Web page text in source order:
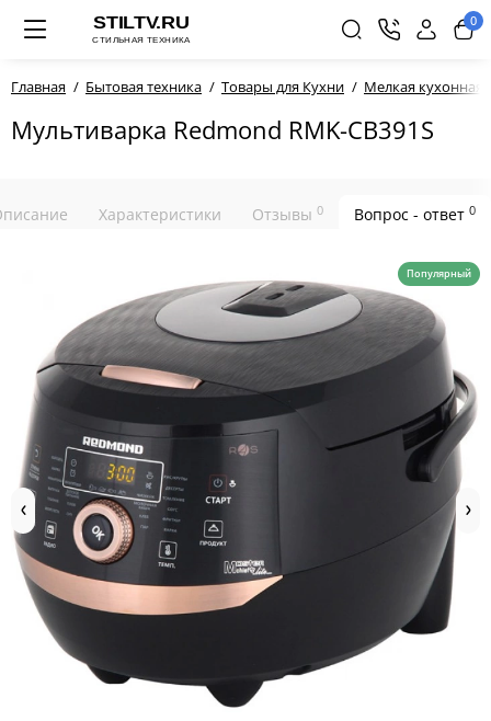
0
Главная Бытовая техника Товары для Кухни Мелкая кухонная
Мультиварка Redmond RMK-CB391S
Характеристики Отзывы 0 Вопрос - ответ 0
Популярный